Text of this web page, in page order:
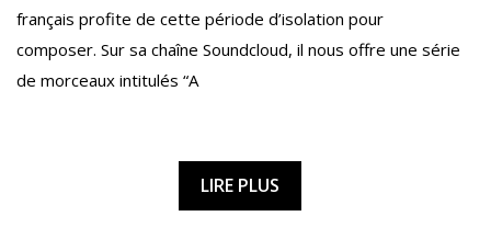
français profite de cette période d’isolation pour
composer. Sur sa chaîne Soundcloud, il nous offre une série
de morceaux intitulés “A
LIRE PLUS